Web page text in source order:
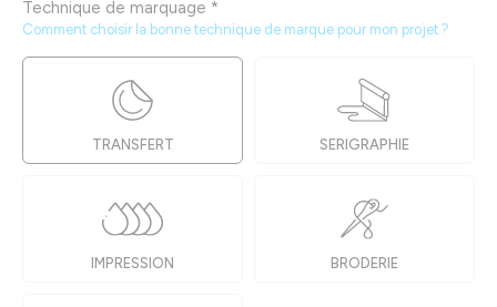
Technique de marquage *
Comment choisir la bonne technique de marque pour mon projet ?
TRANSFERT SERIGRAPHIE
IMPRESSION BRODERIE